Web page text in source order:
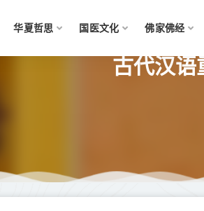
华夏哲思 国医文化 佛家佛经
古代汉语